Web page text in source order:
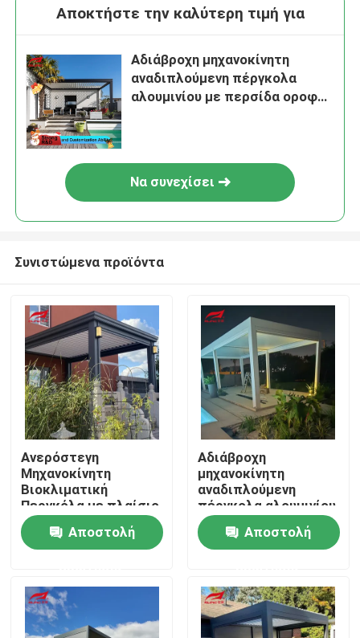
Σπίτι
Περίπου εμείς
Αποκτήστε την καλύτερη τιμή για
Αδιάβροχη μηχανοκίνητη
αναδιπλούμενη πέργκολα
αλουμινίου με περσίδα οροφής
Να συνεχίσει
Συνιστώμενα προϊόντα
Ανερόστεγη
Μηχανοκίνητη
Βιοκλιματική
Περγκόλα με πλαίσιο
6063-T5 Αλουμινίου
Αποστολή
Αδιάβροχη
μηχανοκίνητη
αναδιπλούμενη
πέργκολα αλουμινίου
με περσίδα οροφής
από κράμα
αλουμινίου 6063-T5
Αποστολή